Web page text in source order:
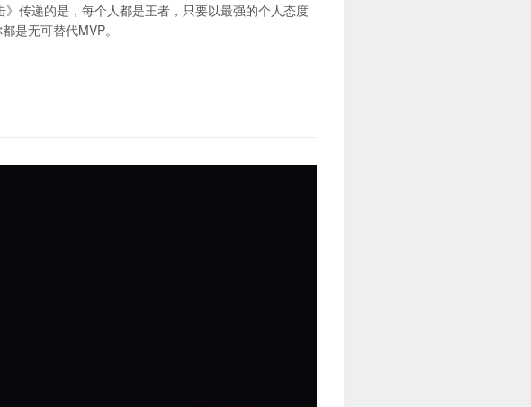
传递的是，每个人都是王者，只要以最强的个人态度
是无可替代MVP。